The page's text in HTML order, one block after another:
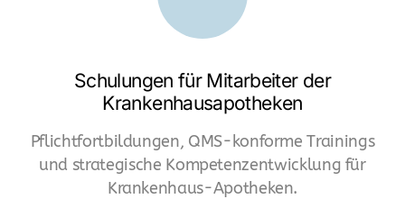
Schulungen für Mitarbeiter der
Krankenhausapotheken
Pflichtfortbildungen, QMS-konforme Trainings
und strategische Kompetenzentwicklung für
Krankenhaus-Apotheken.
Data Management / smart sourcing
Pharma Hersteller
Wehrpharmazie